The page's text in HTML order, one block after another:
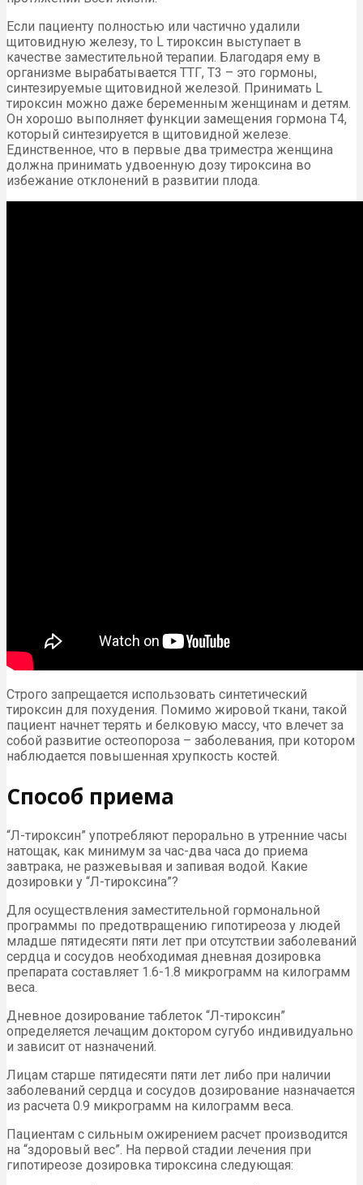
Если пациенту полностью или частично удалили
щитовидную железу, то L тироксин выступает в
качестве заместительной терапии. Благодаря ему в
организме вырабатывается ТТГ, Т3 – это гормоны,
синтезируемые щитовидной железой. Принимать L
тироксин можно даже беременным женщинам и детям.
Он хорошо выполняет функции замещения гормона Т4,
который синтезируется в щитовидной железе.
Единственное, что в первые два триместра женщина
должна принимать удвоенную дозу тироксина во
избежание отклонений в развитии плода.
Строго запрещается использовать синтетический
тироксин для похудения. Помимо жировой ткани, такой
пациент начнет терять и белковую массу, что влечет за
собой развитие остеопороза – заболевания, при котором
наблюдается повышенная хрупкость костей.
Способ приема
“Л-тироксин” употребляют перорально в утренние часы
натощак, как минимум за час-два часа до приема
завтрака, не разжевывая и запивая водой. Какие
дозировки у “Л-тироксина”?
Для осуществления заместительной гормональной
программы по предотвращению гипотиреоза у людей
младше пятидесяти пяти лет при отсутствии заболеваний
сердца и сосудов необходимая дневная дозировка
препарата составляет 1.6-1.8 микрограмм на килограмм
веса.
Дневное дозирование таблеток “Л-тироксин”
определяется лечащим доктором сугубо индивидуально
и зависит от назначений.
Лицам старше пятидесяти пяти лет либо при наличии
заболеваний сердца и сосудов дозирование назначается
из расчета 0.9 микрограмм на килограмм веса.
Пациентам с сильным ожирением расчет производится
на “здоровый вес”. На первой стадии лечения при
гипотиреозе дозировка тироксина следующая: